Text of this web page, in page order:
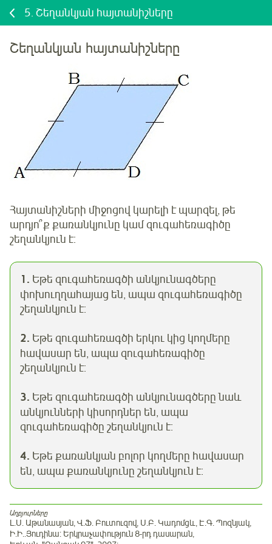
5. Շեղանկյան հայտանիշները
Շեղանկյան հայտանիշները
Հայտանիշների միջոցով կարելի է պարզել, թե
արդյո՞ք քառանկյունը կամ զուգահեռագիծը
շեղանկյուն է:
1. Եթե զուգահեռագծի անկյունագծերը
փոխուղղահայաց են, ապա զուգահեռագիծը
շեղանկյուն է:
2. Եթե զուգահեռագծի երկու կից կողմերը
հավասար են, ապա զուգահեռագիծը
շեղանկյուն է:
3. Եթե զուգահեռագծի անկյունագծերը նաև
անկյունների կիսորդներ են, ապա
զուգահեռագիծը շեղանկյուն է:
4. Եթե քառանկյան բոլոր կողմերը հավասար
են, ապա քառանկյունը շեղանկյուն է:
Աղբյուրները
Լ.Ս. Աթանասյան, Վ.Ֆ. Բուտուզով, Ս.Բ. Կադոմցև, Է.Գ. Պոզնյակ,
Ի.Ի..Յուդինա: Երկրաչափություն 8-րդ դասարան,